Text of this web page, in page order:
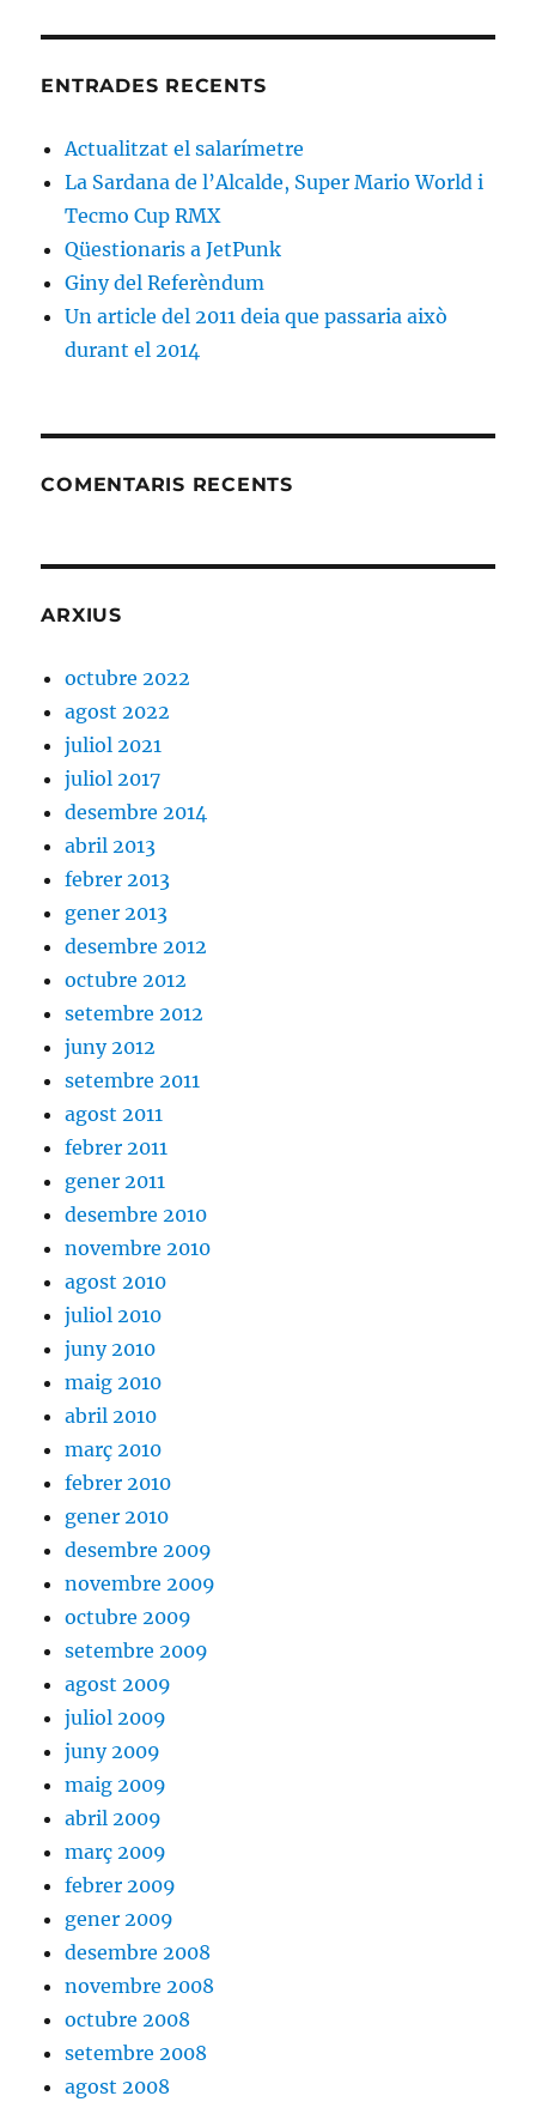
ENTRADES RECENTS
Actualitzat el salarímetre
La Sardana de l’Alcalde, Super Mario World i
Tecmo Cup RMX
Qüestionaris a JetPunk
Giny del Referèndum
Un article del 2011 deia que passaria això
durant el 2014
COMENTARIS RECENTS
ARXIUS
octubre 2022
agost 2022
juliol 2021
juliol 2017
desembre 2014
abril 2013
febrer 2013
gener 2013
desembre 2012
octubre 2012
setembre 2012
juny 2012
setembre 2011
agost 2011
febrer 2011
gener 2011
desembre 2010
novembre 2010
agost 2010
juliol 2010
juny 2010
maig 2010
abril 2010
març 2010
febrer 2010
gener 2010
desembre 2009
novembre 2009
octubre 2009
setembre 2009
agost 2009
juliol 2009
juny 2009
maig 2009
abril 2009
març 2009
febrer 2009
gener 2009
desembre 2008
novembre 2008
octubre 2008
setembre 2008
agost 2008